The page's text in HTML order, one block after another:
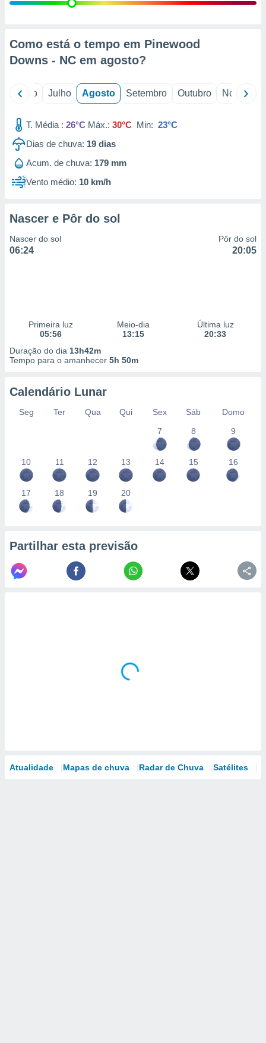
estudos
1199
Como está o tempo em Pinewood
Downs - NC em agosto?
Junho Julho Agosto Setembro Outubro Novembro
T. Média : 26°C Máx.: 30°C Min: 23°C
Dias de chuva: 19 dias
Acum. de chuva: 179 mm
Vento médio: 10 km/h
Nascer e Pôr do sol
Nascer do sol
06:24
Pôr do sol
20:05
Primeira luz
05:56
Meio-dia
13:15
Última luz
20:33
Duração do dia 13h42m
Tempo para o amanhecer 5h 50m
Calendário Lunar
Seg Ter Qua Qui Sex Sáb
Domo
7
8 9
10 11 12 13 14 15 16
17 18 19 20
Partilhar esta previsão
Atualidade Mapas de chuva Radar de Chuva Satélites